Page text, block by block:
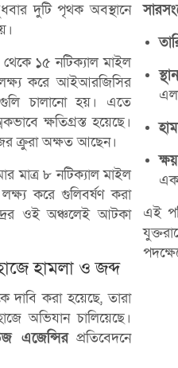
দুটি পৃথক অবস্থানে
১৫ নটিক্যাল মাইল
করে আইআরজিসির
চালানো হয়। এতে
ক্ষতিগ্রস্ত হয়েছে।
ক্রুরা অক্ষত আছেন।
মাত্র ৮ নটিক্যাল মাইল
করে গুলিবর্ষণ করা
ওই অঞ্চলেই আটকা
হামলা ও জব্দ
দাবি করা হয়েছে, তারা
অভিযান চালিয়েছে।
এজেন্সিরপ্রতিবেদনে
এই